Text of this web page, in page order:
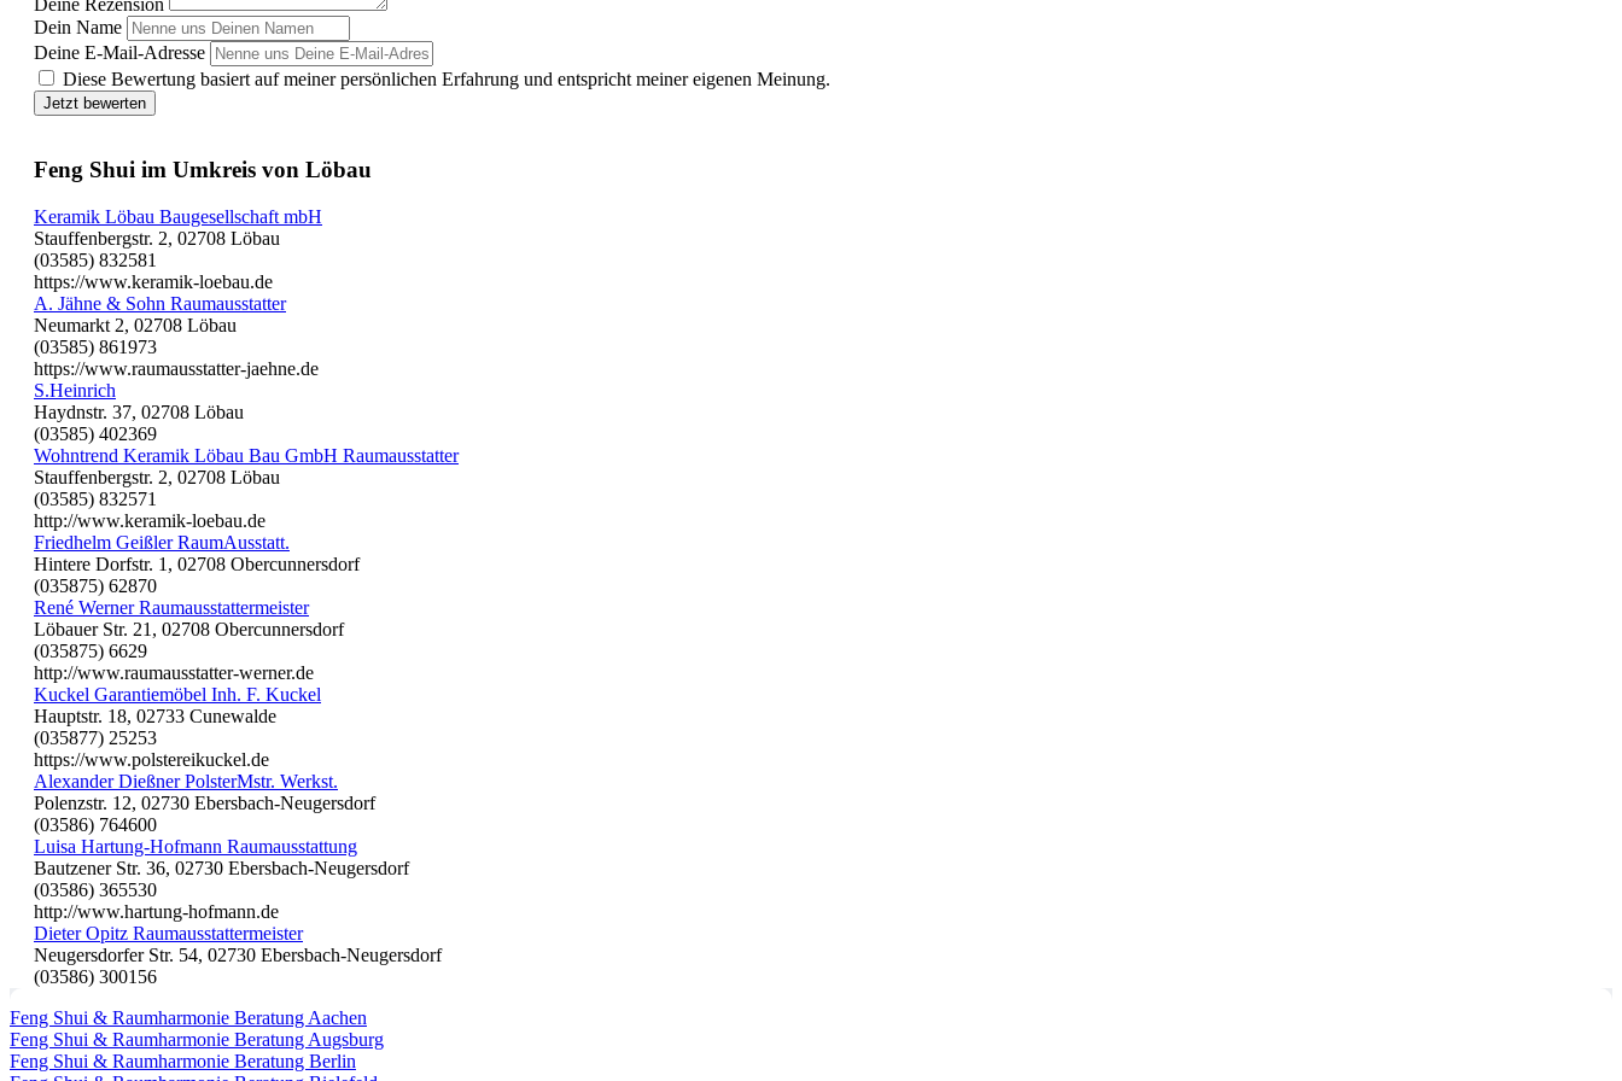
Deine Rezension
Dein Name
Deine E-Mail-Adresse
Diese Bewertung basiert auf meiner persönlichen Erfahrung und entspricht meiner eigenen Meinung.
Jetzt bewerten
Feng Shui im Umkreis von Löbau
Keramik Löbau Baugesellschaft mbH
Stauffenbergstr. 2, 02708 Löbau
(03585) 832581
https://www.keramik-loebau.de
A. Jähne & Sohn Raumausstatter
Neumarkt 2, 02708 Löbau
(03585) 861973
https://www.raumausstatter-jaehne.de
S.Heinrich
Haydnstr. 37, 02708 Löbau
(03585) 402369
Wohntrend Keramik Löbau Bau GmbH Raumausstatter
Stauffenbergstr. 2, 02708 Löbau
(03585) 832571
http://www.keramik-loebau.de
Friedhelm Geißler RaumAusstatt.
Hintere Dorfstr. 1, 02708 Obercunnersdorf
(035875) 62870
René Werner Raumausstattermeister
Löbauer Str. 21, 02708 Obercunnersdorf
(035875) 6629
http://www.raumausstatter-werner.de
Kuckel Garantiemöbel Inh. F. Kuckel
Hauptstr. 18, 02733 Cunewalde
(035877) 25253
https://www.polstereikuckel.de
Alexander Dießner PolsterMstr. Werkst.
Polenzstr. 12, 02730 Ebersbach-Neugersdorf
(03586) 764600
Luisa Hartung-Hofmann Raumausstattung
Bautzener Str. 36, 02730 Ebersbach-Neugersdorf
(03586) 365530
http://www.hartung-hofmann.de
Dieter Opitz Raumausstattermeister
Neugersdorfer Str. 54, 02730 Ebersbach-Neugersdorf
(03586) 300156
Feng Shui & Raumharmonie Beratung Aachen
Feng Shui & Raumharmonie Beratung Augsburg
Feng Shui & Raumharmonie Beratung Berlin